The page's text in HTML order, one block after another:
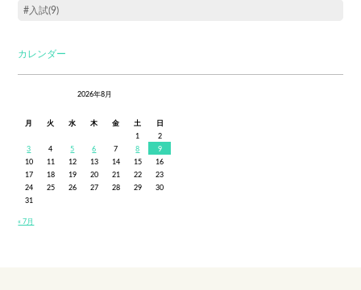
#入試(9)
カレンダー
2026年8月
月 火 水 木 金 土
日
1
2
3
4 5 6 7 8
9
10
11 12 13 14 15
16
17
18 19 20 21 22
23
24
25 26 27 28 29
30
31
« 7月